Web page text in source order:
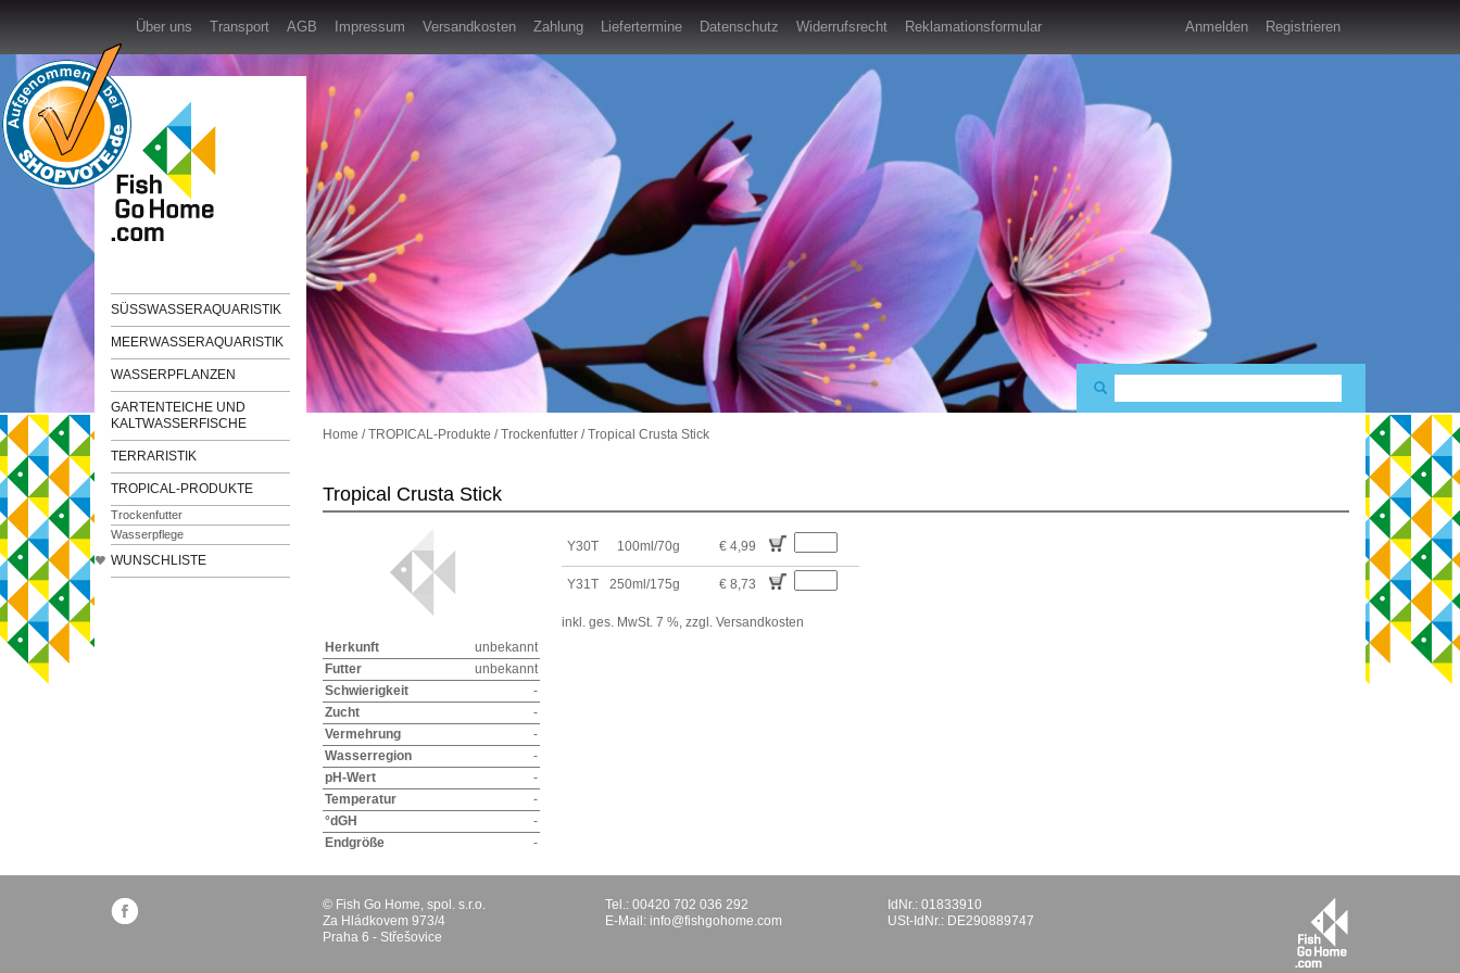
Über uns Transport AGB Impressum Versandkosten Zahlung Liefertermine Datenschutz Widerrufsrecht Reklamationsformular Anmelden Registrieren
SÜSSWASSERAQUARISTIK
MEERWASSERAQUARISTIK
WASSERPFLANZEN
GARTENTEICHE UND
KALTWASSERFISCHE
TERRARISTIK
TROPICAL-PRODUKTE
Trockenfutter
Wasserpflege
WUNSCHLISTE
Home /TROPICAL-Produkte /Trockenfutter /Tropical Crusta Stick
Tropical Crusta Stick
Herkunft
unbekannt
Futter
unbekannt
Schwierigkeit
-
Zucht
-
Vermehrung
-
Wasserregion
-
pH-Wert
-
Temperatur
-
°dGH
-
Endgröße
-
Y30T 100ml/70g € 4,99
Y31T 250ml/175g € 8,73
inkl. ges. MwSt. 7 %, zzgl. Versandkosten
© Fish Go Home, spol. s.r.o.
Za Hládkovem 973/4
Praha 6 - Střešovice
Tel.: 00420 702 036 292
E-Mail: info@fishgohome.com
IdNr.: 01833910
USt-IdNr.: DE290889747